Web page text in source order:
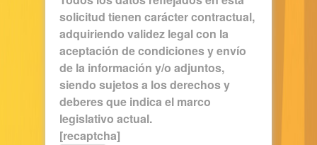
solicitud tienen carácter contractual,
adquiriendo validez legal con la
aceptación de condiciones y envío
de la información y/o adjuntos,
siendo sujetos a los derechos y
deberes que indica el marco
legislativo actual.
[recaptcha]